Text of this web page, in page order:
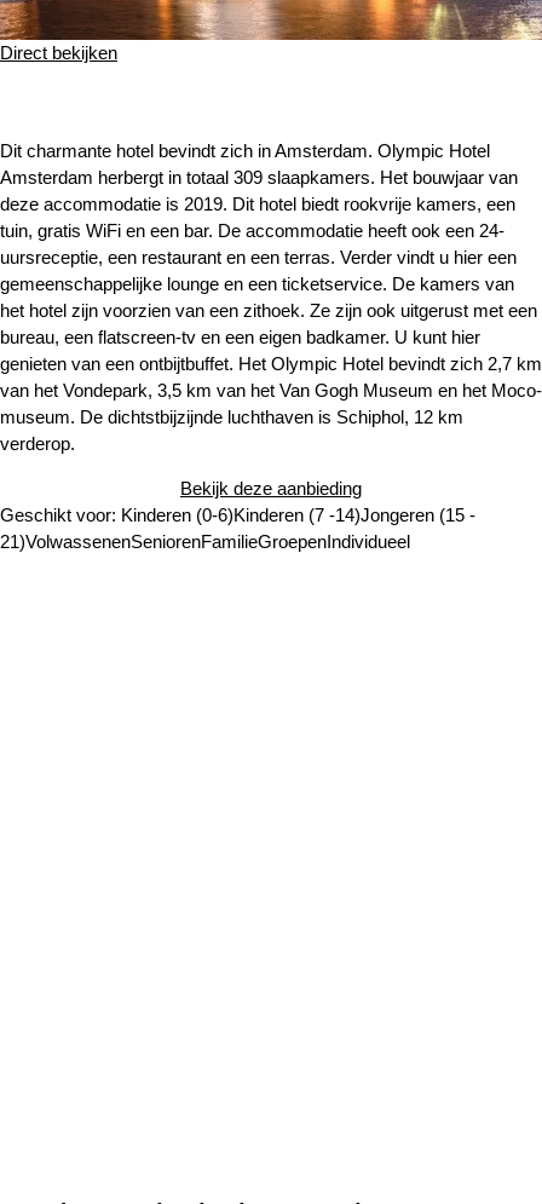
Direct bekijken
Dit charmante hotel bevindt zich in Amsterdam. Olympic Hotel
Amsterdam herbergt in totaal 309 slaapkamers. Het bouwjaar van
deze accommodatie is 2019. Dit hotel biedt rookvrije kamers, een
tuin, gratis WiFi en een bar. De accommodatie heeft ook een 24-
uursreceptie, een restaurant en een terras. Verder vindt u hier een
gemeenschappelijke lounge en een ticketservice. De kamers van
het hotel zijn voorzien van een zithoek. Ze zijn ook uitgerust met een
bureau, een flatscreen-tv en een eigen badkamer. U kunt hier
genieten van een ontbijtbuffet. Het Olympic Hotel bevindt zich 2,7 km
van het Vondepark, 3,5 km van het Van Gogh Museum en het Moco-
museum. De dichtstbijzijnde luchthaven is Schiphol, 12 km
verderop.
Bekijk deze aanbieding
Geschikt voor: Kinderen (0-6)Kinderen (7 -14)Jongeren (15 -
21)VolwassenenSeniorenFamilieGroepenIndividueel